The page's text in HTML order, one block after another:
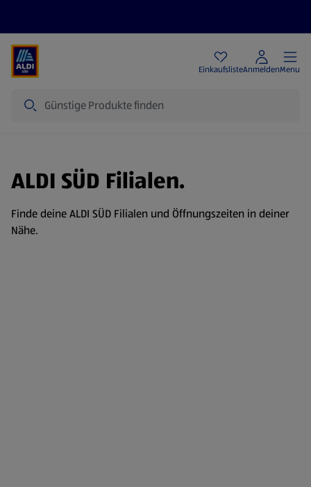
EinkaufslisteAnmeldenMenu
ALDI SÜD Filialen.
Finde deine ALDI SÜD Filialen und Öffnungszeiten in deiner
Nähe.